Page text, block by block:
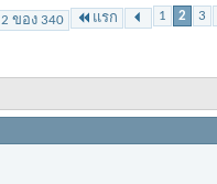
ของ 340 แรก 1 2 3